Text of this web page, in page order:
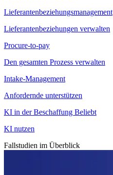
Lieferantenbeziehungsmanagement
Lieferantenbeziehungen verwalten
Procure-to-pay
Den gesamten Prozess verwalten
Intake-Management
Anfordernde unterstützen
KI in der Beschaffung Beliebt
KI nutzen
Fallstudien im Überblick